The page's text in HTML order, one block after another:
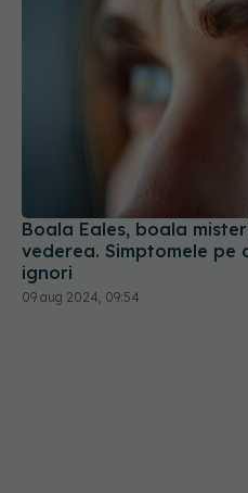
Boala Eales, boala
vederea. Simptomele pe
ignori
09 aug 2024, 09:54